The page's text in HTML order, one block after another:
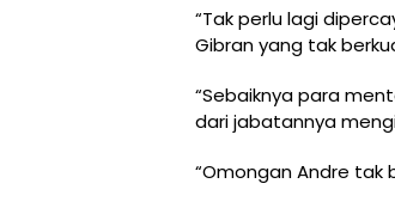
“Tak perlu lagi
Gibran yang tak
“Sebaiknya para
dari jabatannya
“Omongan Andre tak